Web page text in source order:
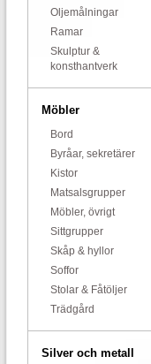
Oljemålningar
Ramar
Skulptur &
konsthantverk
Möbler
Bord
Byråar, sekretärer
Kistor
Matsalsgrupper
Möbler, övrigt
Sittgrupper
Skåp & hyllor
Soffor
Stolar & Fåtöljer
Trädgård
Silver och metall